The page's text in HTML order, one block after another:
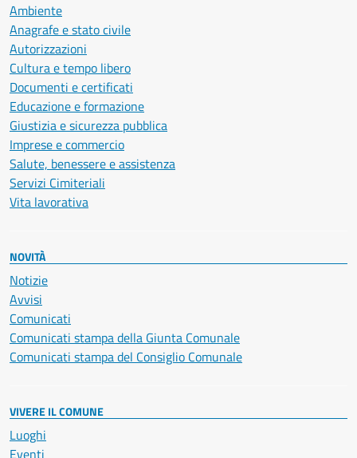
Ambiente
Anagrafe e stato civile
Autorizzazioni
Cultura e tempo libero
Documenti e certificati
Educazione e formazione
Giustizia e sicurezza pubblica
Imprese e commercio
Salute, benessere e assistenza
Servizi Cimiteriali
Vita lavorativa
NOVITÀ
Notizie
Avvisi
Comunicati
Comunicati stampa della Giunta Comunale
Comunicati stampa del Consiglio Comunale
VIVERE IL COMUNE
Luoghi